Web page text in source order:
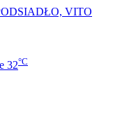
VITO
32°C